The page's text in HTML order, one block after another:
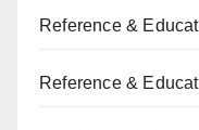
Reference &
Reference &